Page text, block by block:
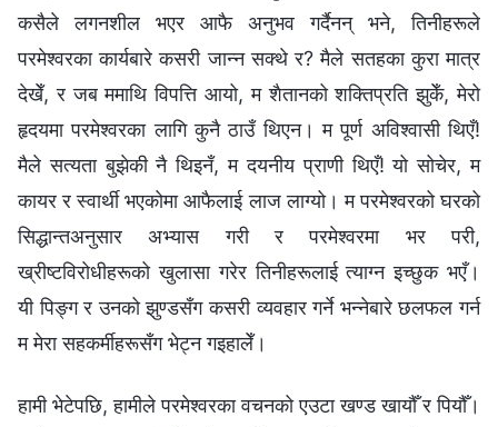
कसैले लगनशील भएर आफै अनुभव गर्दैनन् भने, तिनीहरूले
परमेश्‍वरका कार्यबारे कसरी जान्न सक्थे र? मैले सतहका कुरा मात्र
देखेँ, र जब ममाथि विपत्ति आयो, म शैतानको शक्तिप्रति झुकेँ, मेरो
हृदयमा परमेश्‍वरका लागि कुनै ठाउँ थिएन। म पूर्ण अविश्‍वासी थिएँ!
मैले सत्यता बुझेकी नै थिइनँ, म दयनीय प्राणी थिएँ! यो सोचेर, म
कायर र स्वार्थी भएकोमा आफैलाई लाज लाग्यो। म परमेश्‍वरको घरको
सिद्धान्तअनुसार अभ्यास गरी र परमेश्‍वरमा भर परी,
ख्रीष्टविरोधीहरूको खुलासा गरेर तिनीहरूलाई त्याग्न इच्छुक भएँ।
यी पिङ्ग र उनको झुण्डसँग कसरी व्यवहार गर्ने भन्‍नेबारे छलफल गर्न
म मेरा सहकर्मीहरूसँग भेट्न गइहालेँ।
हामी भेटेपछि, हामीले परमेश्‍वरका वचनको एउटा खण्ड खायौँ र पियौँ।